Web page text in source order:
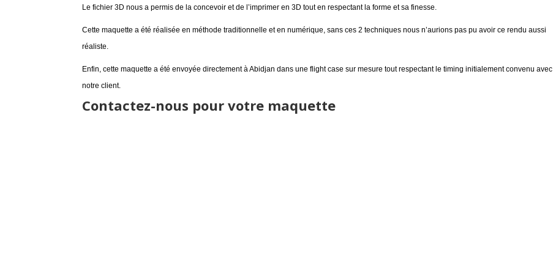
Le fichier 3D nous a permis de la concevoir et de l’imprimer en 3D tout en respectant la forme et sa finesse.
Cette maquette a été réalisée en méthode traditionnelle et en numérique, sans ces 2 techniques nous n’aurions pas pu avoir ce rendu aussi
réaliste.
Enfin, cette maquette a été envoyée directement à Abidjan dans une flight case sur mesure tout respectant le timing initialement convenu avec
notre client.
Contactez-nous pour votre maquette